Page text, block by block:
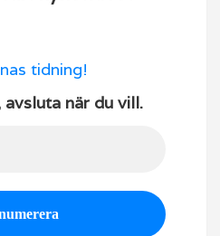
tidning!
avsluta när du vill.